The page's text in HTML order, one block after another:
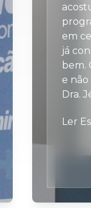
em
já
bem.
e
Dra.
Ler